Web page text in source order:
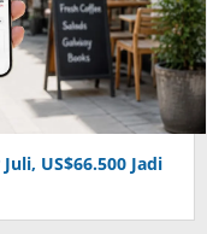
US$66.500 Jadi